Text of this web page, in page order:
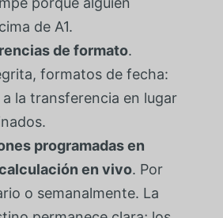
de A1.
de formato.
formatos de fecha:
la transferencia en lugar
programadas en
en vivo. Por
o semanalmente. La